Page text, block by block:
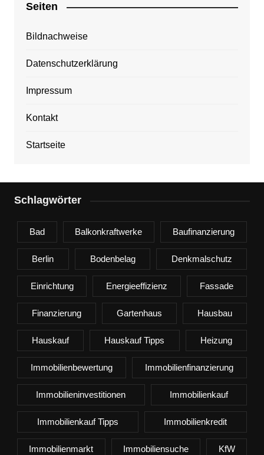
Seiten
Bildnachweise
Datenschutzerklärung
Impressum
Kontakt
Startseite
Schlagwörter
Bad Balkonkraftwerke Baufinanzierung
Berlin Bodenbelag Denkmalschutz
Einrichtung Energieeffizienz Fassade
Finanzierung Gartenhaus Hausbau
Hauskauf Hauskauf Tipps Heizung
Immobilienbewertung Immobilienfinanzierung
Immobilieninvestitionen Immobilienkauf
Immobilienkauf Tipps Immobilienkredit
Immobilienmarkt Immobiliensuche KfW